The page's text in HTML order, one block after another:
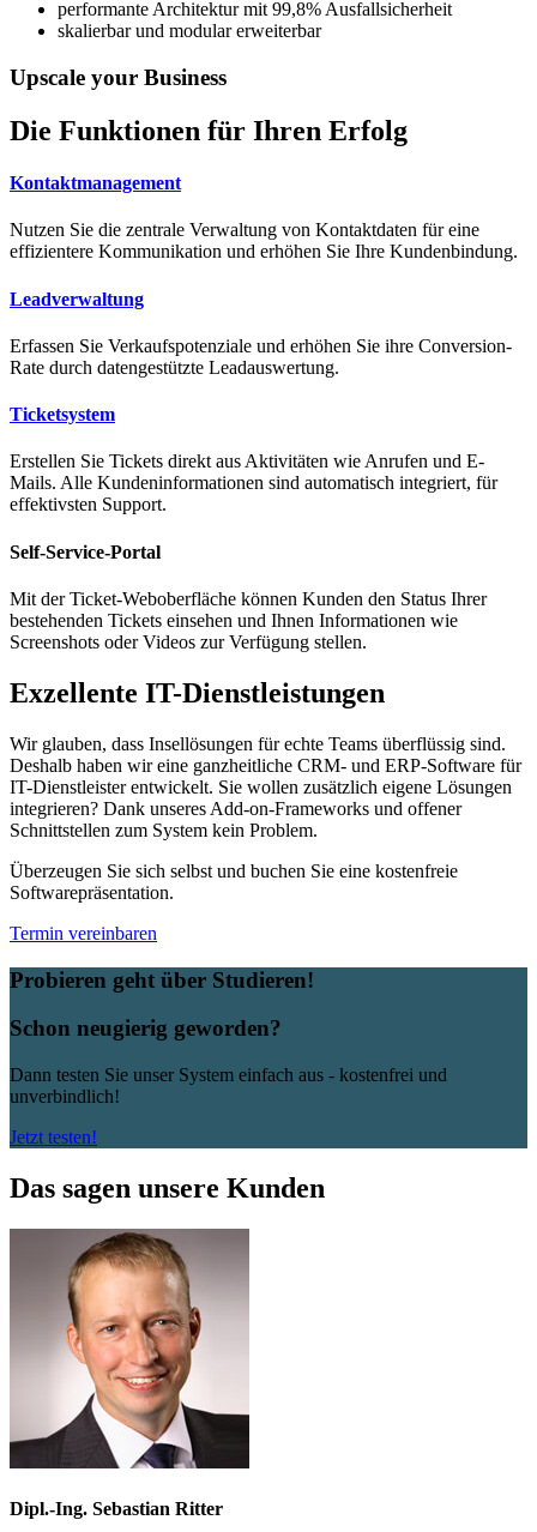
performante Architektur mit 99,8% Ausfallsicherheit
skalierbar und modular erweiterbar
Upscale your Business
Die Funktionen für Ihren Erfolg
Kontaktmanagement
Nutzen Sie die zentrale Verwaltung von Kontaktdaten für eine
effizientere Kommunikation und erhöhen Sie Ihre Kundenbindung.
Leadverwaltung
Erfassen Sie Verkaufspotenziale und erhöhen Sie ihre Conversion-
Rate durch datengestützte Leadauswertung.
Ticketsystem
Erstellen Sie Tickets direkt aus Aktivitäten wie Anrufen und E-
Mails. Alle Kundeninformationen sind automatisch integriert, für
effektivsten Support.
Self-Service-Portal
Mit der Ticket-Weboberfläche können Kunden den Status Ihrer
bestehenden Tickets einsehen und Ihnen Informationen wie
Screenshots oder Videos zur Verfügung stellen.
Exzellente IT-Dienstleistungen
Wir glauben, dass Insellösungen für echte Teams überflüssig sind.
Deshalb haben wir eine ganzheitliche CRM- und ERP-Software für
IT-Dienstleister entwickelt. Sie wollen zusätzlich eigene Lösungen
integrieren? Dank unseres Add-on-Frameworks und offener
Schnittstellen zum System kein Problem.
Überzeugen Sie sich selbst und buchen Sie eine kostenfreie
Softwarepräsentation.
Termin vereinbaren
Probieren geht über Studieren!
Schon neugierig geworden?
Dann testen Sie unser System einfach aus - kostenfrei und
unverbindlich!
Jetzt testen!
Das sagen unsere Kunden
Dipl.-Ing. Sebastian Ritter